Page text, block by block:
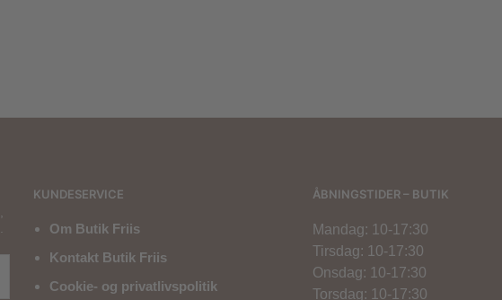
KUNDESERVICE
Om Butik Friis
Kontakt Butik Friis
Cookie- og privatlivspolitik
ÅBNINGSTIDER – BUTIK
Mandag: 10-17:30
Tirsdag: 10-17:30
Onsdag: 10-17:30
Torsdag: 10-17:30